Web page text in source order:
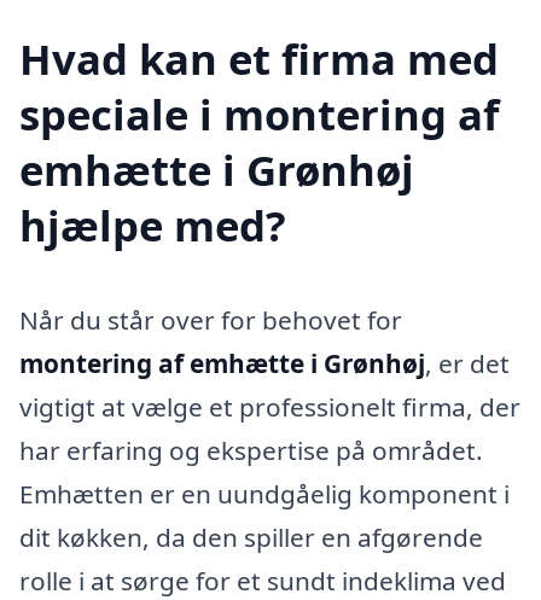
Hvad kan et firma med
speciale i montering af
emhætte i Grønhøj
hjælpe med?
Når du står over for behovet for
montering af emhætte i Grønhøj, er det
vigtigt at vælge et professionelt firma, der
har erfaring og ekspertise på området.
Emhætten er en uundgåelig komponent i
dit køkken, da den spiller en afgørende
rolle i at sørge for et sundt indeklima ved